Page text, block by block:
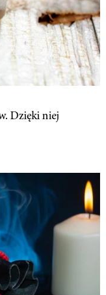
Dzięki niej